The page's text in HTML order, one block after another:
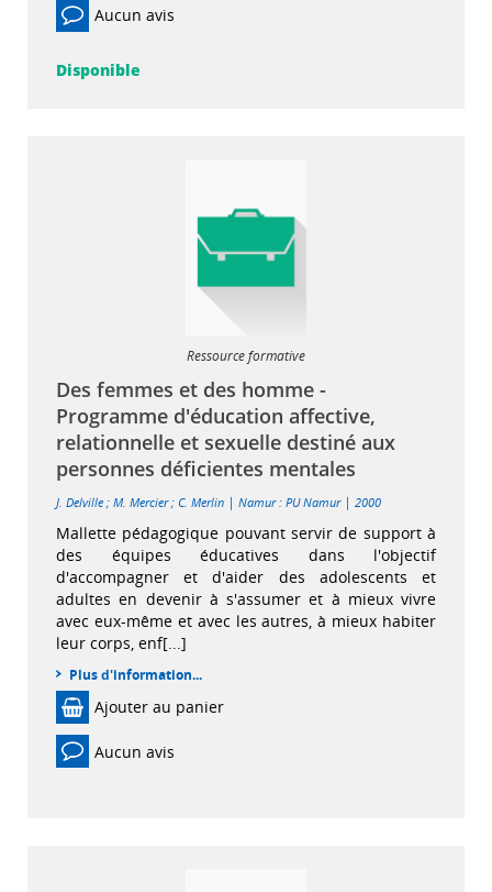
Aucun avis
Disponible
Ressource formative
Des femmes et des homme -
Programme d'éducation affective,
relationnelle et sexuelle destiné aux
personnes déficientes mentales
J. Delville ; M. Mercier; C. Merlin | Namur : PU Namur| 2000
Mallette pédagogique pouvant servir de support à
des équipes éducatives dans l'objectif
d'accompagner et d'aider des adolescents et
adultes en devenir à s'assumer et à mieux vivre
avec eux-même et avec les autres, à mieux habiter
leur corps, enf[...]
Plus d'information...
Ajouter au panier
Aucun avis